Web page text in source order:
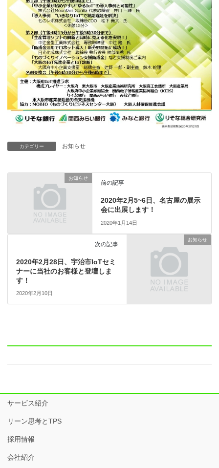
カテゴリー お知らせ
お知らせ
前の記事
2020年2月5~6日、名古屋の展示
会に出展します！
2020年1月14日
お知らせ
次の記事
2020年2月28日、宇治市IoTセミ
ナーに当社のお客様と登壇しま
す！
2020年2月10日
サービス紹介
リーン思考とTPS
採用情報
会社紹介